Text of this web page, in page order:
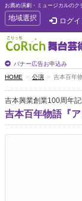
お薦め演劇・ミュージカルのク
T
o
g
g
e
n
a
v
i
g
地域選択 ログイ
バナー広告お申込み
HOME 公演 吉本百年
吉本興業創業100周年
吉本百年物語『